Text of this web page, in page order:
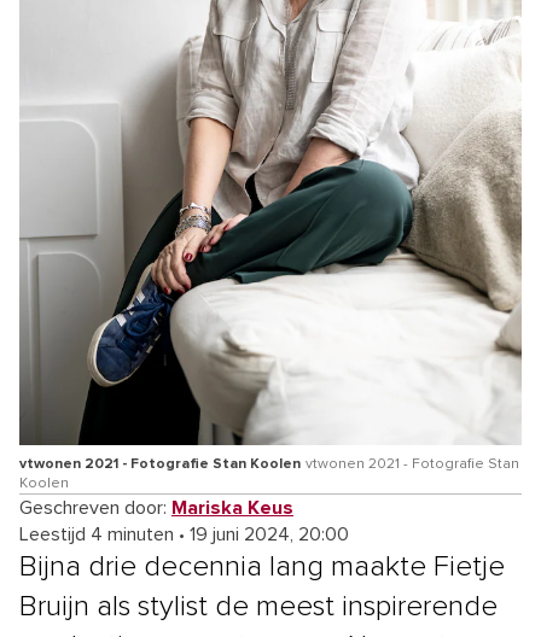
vtwonen 2021 - Fotografie Stan Koolen vtwonen 2021 - Fotografie Stan
Koolen
Geschreven door: Mariska Keus
Leestijd 4 minuten • 19 juni 2024, 20:00
Bijna drie decennia lang maakte Fietje
Bruijn als stylist de meest inspirerende